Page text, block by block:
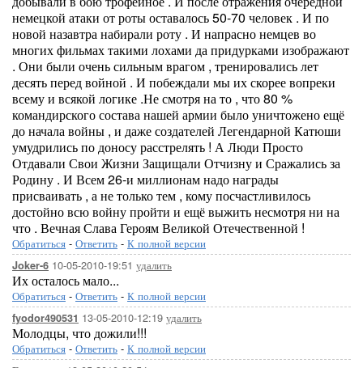
немецкой атаки от роты оставалось 50-70 человек . И по
новой назавтра набирали роту . И напрасно немцев во
многих фильмах такими лохами да придурками изображают
. Они были очень сильным врагом , тренировались лет
десять перед войной . И побеждали мы их скорее вопреки
всему и всякой логике .Не смотря на то , что 80 %
командирского состава нашей армии было уничтожено ещё
до начала войны , и даже создателей Легендарной Катюши
умудрились по доносу расстрелять ! А Люди Просто
Отдавали Свои Жизни Защищали Отчизну и Сражались за
Родину . И Всем 26-и миллионам надо награды
присваивать , а не только тем , кому посчастливилось
достойно всю войну пройти и ещё выжить несмотря ни на
что . Вечная Слава Героям Великой Отечественной !
Обратиться - Ответить - К полной версии
Joker-6 10-05-2010-19:51 удалить
Их осталось мало...
Обратиться - Ответить - К полной версии
fyodor490531 13-05-2010-12:19 удалить
Молодцы, что дожили!!!
Обратиться - Ответить - К полной версии